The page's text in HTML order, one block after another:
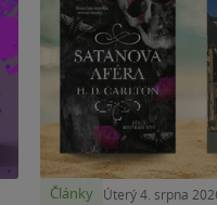
Články Úterý 4. srpna